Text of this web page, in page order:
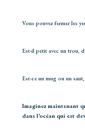
Vous pouvez fermer les
Est-il petit avec un trou,
Est-ce un mug ou un saut,
Imaginez maintenant
dans l’océan qui est